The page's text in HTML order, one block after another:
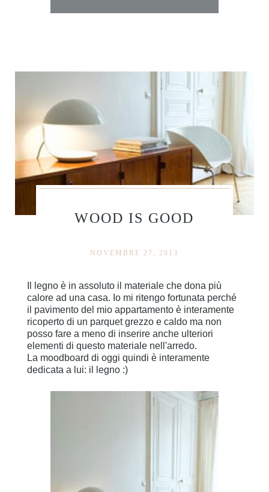
WOOD IS GOOD
NOVEMBRE 27, 2013
Il legno è in assoluto il materiale che dona più
calore ad una casa. Io mi ritengo fortunata perché
il pavimento del mio appartamento è interamente
ricoperto di un parquet grezzo e caldo ma non
posso fare a meno di inserire anche ulteriori
elementi di questo materiale nell'arredo.
La moodboard di oggi quindi è interamente
dedicata a lui: il legno :)